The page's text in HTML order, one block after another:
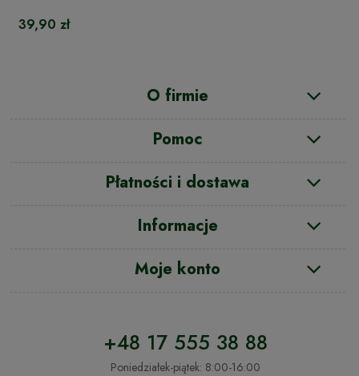
39,90 zł
O firmie
Pomoc
Płatności i dostawa
Informacje
Moje konto
+48 17 555 38 88
Poniedziałek-piątek: 8:00-16:00